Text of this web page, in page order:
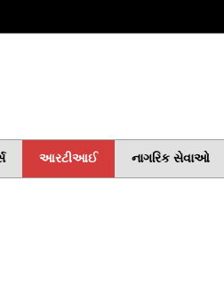
આરટીઆઈ નાગરિક સેવાઓ